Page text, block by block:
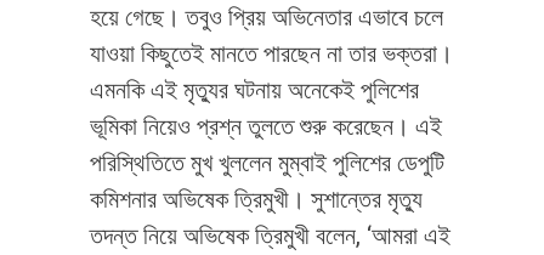
হয়ে গেছে। তবুও প্রিয় অভিনেতার এভাবে চলে
যাওয়া কিছুতেই মানতে পারছেন না তার ভক্তরা।
এমনকি এই মৃত্যুর ঘটনায় অনেকেই পুলিশের
ভূমিকা নিয়েও প্রশ্ন তুলতে শুরু করেছেন। এই
পরিস্থিতিতে মুখ খুললেন মুম্বাই পুলিশের ডেপুটি
কমিশনার অভিষেক ত্রিমুখী। সুশান্তের মৃত্যু
তদন্ত নিয়ে অভিষেক ত্রিমুখী বলেন, ‘আমরা এই